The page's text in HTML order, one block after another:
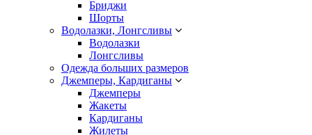
Бриджи
Шорты
Водолазки, Лонгсливы
Водолазки
Лонгсливы
Одежда больших размеров
Джемперы, Кардиганы
Джемперы
Жакеты
Кардиганы
Жилеты